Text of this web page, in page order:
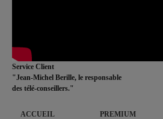
Service Client
"Jean-Michel Berille, le responsable
des télé-conseillers."
ACCUEIL PREMIUM